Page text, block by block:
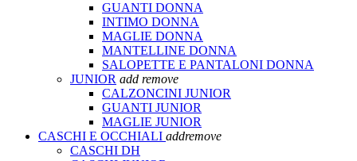
GUANTI DONNA
INTIMO DONNA
MAGLIE DONNA
MANTELLINE DONNA
SALOPETTE E PANTALONI DONNA
JUNIOR add remove
CALZONCINI JUNIOR
GUANTI JUNIOR
MAGLIE JUNIOR
CASCHI E OCCHIALI addremove
CASCHI DH